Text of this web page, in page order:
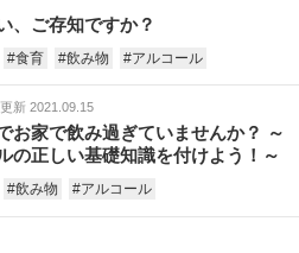
、ご存知ですか？
#食育 #飲み物 #アルコール
お家で飲み過ぎていませんか？ ～
の正しい基礎知識を付けよう！～
更新 2021.09.15
#飲み物 #アルコール